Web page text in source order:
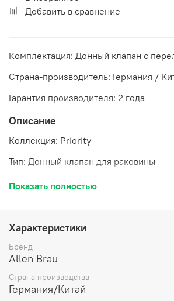
Добавить в сравнение
Комплектация: Донный клапан с
Страна-производитель: Германия /
Гарантия производителя: 2 года
Описание
Коллекция: Priority
Тип: Донный клапан для раковины
Назначение: Для раковины
Глубина, мм: 65
Материал: Латунь / Нержавеющая
Ориентация: Универсальная
Дизайн: Модерн
Показать полностью
Характеристики
Бренд
Allen Brau
Страна производства
Германия/Китай